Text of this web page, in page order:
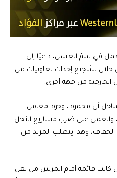
في سمّ العسل، داعيًا إلى
خلال تشجيع إحداث تعاونيات من
الخارجية من جهة أخرى.
آل محمود، وجود معامل
على ضرب مشاريع النحل،
الجفاف، وهذا يتطلب المزيد من
كانت قائمة أمام المربين من نقل